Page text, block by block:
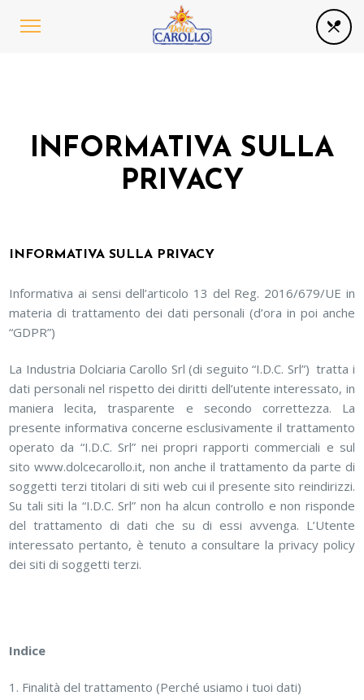
INFORMATIVA SULLA
PRIVACY
INFORMATIVA SULLA PRIVACY
Informativa ai sensi dell’articolo 13 del Reg. 2016/679/UE in
materia di trattamento dei dati personali (d’ora in poi anche
“GDPR”)
La Industria Dolciaria Carollo Srl (di seguito “I.D.C. Srl”) tratta i
dati personali nel rispetto dei diritti dell’utente interessato, in
maniera lecita, trasparente e secondo correttezza. La
presente informativa concerne esclusivamente il trattamento
operato da “I.D.C. Srl” nei propri rapporti commerciali e sul
sito www.dolcecarollo.it, non anche il trattamento da parte di
soggetti terzi titolari di siti web cui il presente sito reindirizzi.
Su tali siti la “I.D.C. Srl” non ha alcun controllo e non risponde
del trattamento di dati che su di essi avvenga. L’Utente
interessato pertanto, è tenuto a consultare la privacy policy
dei siti di soggetti terzi.
Indice
Finalità del trattamento (Perché usiamo i tuoi dati)